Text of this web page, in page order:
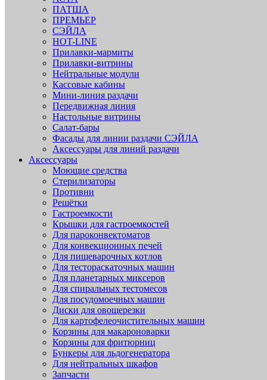
ПАТША
ПРЕМЬЕР
СЭЙЛА
HOT-LINE
Прилавки-мармиты
Прилавки-витрины
Нейтральные модули
Кассовые кабины
Мини-линия раздачи
Передвижная линия
Настольные витрины
Салат-бары
Фасады для линии раздачи СЭЙЛА
Аксессуары для линий раздачи
Аксессуары
Моющие средства
Стерилизаторы
Противни
Решётки
Гастроемкости
Крышки для гастроемкостей
Для пароконвектоматов
Для конвекционных печей
Для пищеварочных котлов
Для тестораскаточных машин
Для планетарных миксеров
Для спиральных тестомесов
Для посудомоечных машин
Диски для овощерезки
Для картофелеочистительных машин
Корзины для макароноварки
Корзины для фритюрниц
Бункеры для льдогенератора
Для нейтральных шкафов
Запчасти